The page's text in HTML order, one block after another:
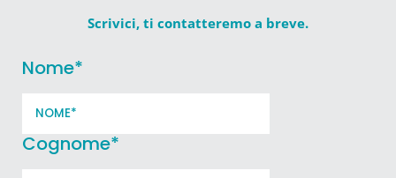
Scrivici, ti contatteremo a breve.
Nome*
Cognome*